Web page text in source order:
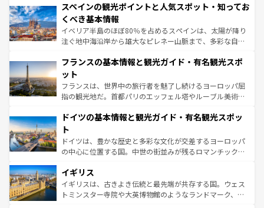
ろん、トスカーナの美しい田園風景やアマルフィ海岸の絶
景など、自然景観も見逃せない。観光の合間には、本場の
ピザやパスタなど、絶品のイタリア料理を堪能することも
できる。朝目覚めてから夜眠るまで、すべての瞬間を楽し
なお、新着のイタリア情報はコンテンツ一覧を参照してほ
しい。
スペインの観光ポイントと人気スポット・知ってお
くべき基本情報
イベリア半島のほぼ80％を占めるスペインは、太陽が降り
注ぐ地中海沿岸から雄大なピレネー山脈まで、多彩な自然
文化が根付くこの国では、情熱的なフラメンコ、熱気あふ
れる闘牛、そして美味しいタパスが生活の一部となってい
る。首都マドリードの洗練された雰囲気や、バルセロナの
アートに溢れた街角から、地方では古代ローマ遺跡や中世
せる。地方によって風土や気候が異なるスペインはその個
ンテンツ一覧 を参照してほしい。
フランスの基本情報と観光ガイド・有名観光スポ
ット
フランスは、世界中の旅行者を魅了し続けるヨーロッパ屈
指の観光地だ。首都パリのエッフェル塔やルーブル美術館
で、幅広い魅力が詰まっている。華麗な宮殿、歴史的な大
聖堂、美しいビーチ、そして豊かな自然が、訪れる者を心
から魅了する。また、フランスは美食の国としても知ら
れ、フランス料理はユネスコ無形文化遺産にも登録されて
香り高いラベンダー畑など、多彩な楽しみ方が可能だ。さ
らに、パリ以外の地域にも魅力が溢れており、どの街角に
も豊かな歴史と文化が息づいている。パリ以外の個性あふ
ドイツの基本情報と観光ガイド・有名観光スポッ
ト
ドイツは、豊かな歴史と多彩な文化が交差するヨーロッパ
の中心に位置する国。中世の街並みが残るロマンチック街
顔を持つこの国は、どこを歩いても飽きることがない。ベ
ルリンの文化的活気、バイエルン州のアルプスの絶景、そ
してライン川沿いのワイン畑といった風景は必見。ビール
イギリス
イギリスは、古きよき伝統と最先端が共存する国。ウェス
トミンスター寺院や大英博物館のようなランドマーク、歴